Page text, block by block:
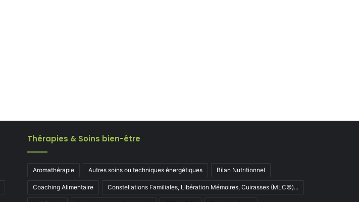
Thérapies & Soins bien-être
Aromathérapie Autres soins ou techniques énergétiques Bilan Nutritionnel
Coaching Alimentaire Constellations Familiales, Libération Mémoires, Cuirasses (MLC©)...